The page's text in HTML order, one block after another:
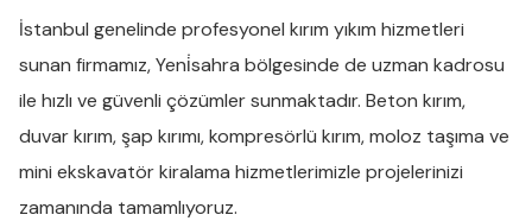
İstanbul genelinde profesyonel kırım yıkım hizmetleri
sunan firmamız,Yeni̇sahra bölgesinde de uzman kadrosu
ile hızlı ve güvenli çözümler sunmaktadır. Beton kırım,
duvar kırım,şap kırımı,kompresörlü kırım,moloz taşıma ve
mini ekskavatör kiralama hizmetlerimizle projelerinizi
zamanında tamamlıyoruz.